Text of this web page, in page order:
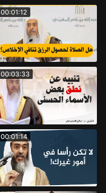
00:01:12
00:03:33
00:01:14